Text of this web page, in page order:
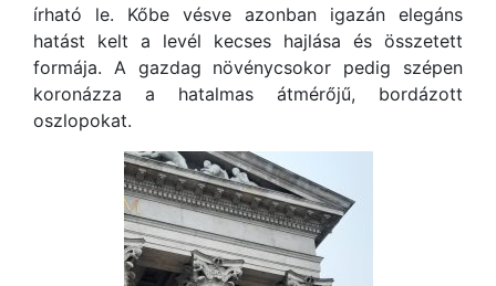
írható le. Kőbe vésve azonban igazán elegáns
hatást kelt a levél kecses hajlása és összetett
formája. A gazdag növénycsokor pedig szépen
koronázza a hatalmas átmérőjű, bordázott
oszlopokat.